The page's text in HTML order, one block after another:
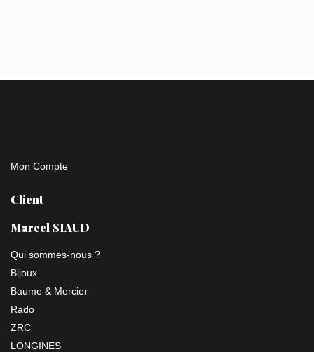
Mon Compte
Client
Marcel SIAUD
Qui sommes-nous ?
Bijoux
Baume & Mercier
Rado
ZRC
LONGINES